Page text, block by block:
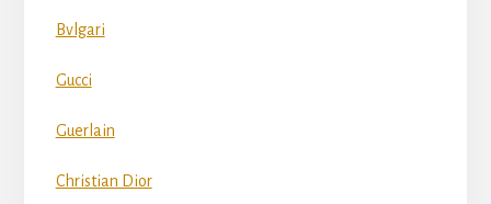
Bvlgari
Gucci
Guerlain
Christian Dior